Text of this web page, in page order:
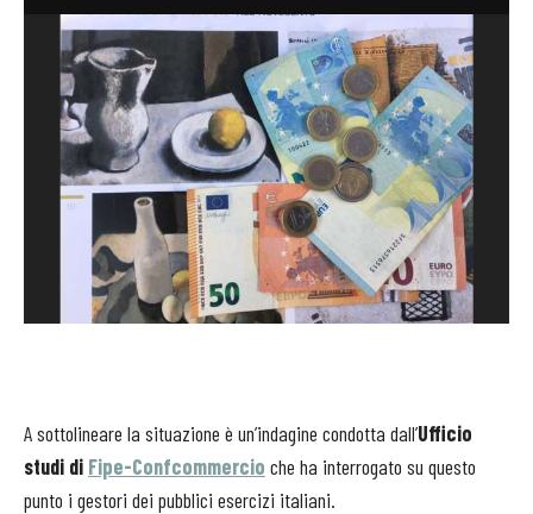
A sottolineare la situazione è un’indagine condotta dall’Ufficio
studi di Fipe-Confcommercio che ha interrogato su questo
punto i gestori dei pubblici esercizi italiani.